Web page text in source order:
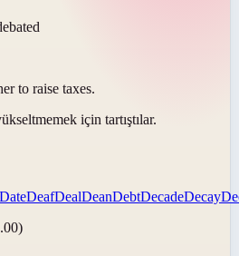
to raise taxes.
için tartıştılar.
DateDeafDealDeanDebtDecadeDecay